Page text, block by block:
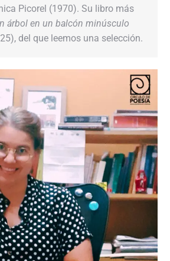
Picorel (1970). Su libro más
árbol en un balcón minúsculo
del que leemos una selección.